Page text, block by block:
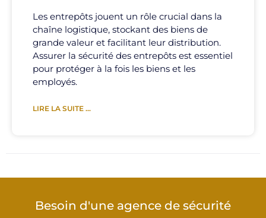
Les entrepôts jouent un rôle crucial dans la
chaîne logistique, stockant des biens de
grande valeur et facilitant leur distribution.
Assurer la sécurité des entrepôts est essentiel
pour protéger à la fois les biens et les
employés.
LIRE LA SUITE ...
Besoin d'une agence de sécurité